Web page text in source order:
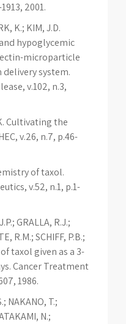
2001.
K.; KIM, J.D.
hypoglycemic
microparticle
system.
v.102, n.3,
Cultivating the
v.26, n.7, p.46-
of taxol.
v.52, n.1, p.1-
GRALLA, R.J.;
R.M.; SCHIFF, P.B.;
of taxol given as a 3-
Cancer Treatment
1986.
NAKANO, T.;
N.;